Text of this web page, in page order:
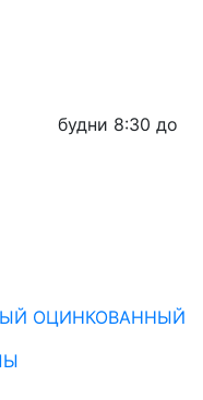
будни 8:30 до
ОЦИНКОВАННЫЙ